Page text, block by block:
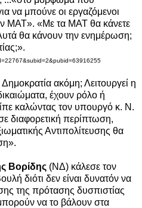
να μπούνε οι εργαζόμενοι
ΜΑΤ». «Με τα ΜΑΤ θα κάνετε
θα κάνουν την ενημέρωση;
ακόμη; Λειτουργεί η
έχουν ρόλο ή
καλώντας τον υπουργό κ. Ν.
διαφορετική περίπτωση,
Αντιπολίτευσης θα
».
Βορίδης (ΝΔ) κάλεσε τον
διότι δεν είναι δυνατόν να
της πρότασης δυσπιστίας
να το βάλουν στα